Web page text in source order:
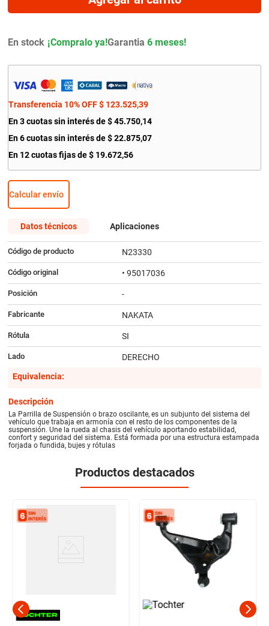
En stock Garantia 6 meses!
Transferencia 10% OFF $ 123.525,39
En 3 cuotas sin interés de $ 45.750,14
En 6 cuotas sin interés de$ 22.875,07
En 12 cuotas fijas de $ 19.672,56
Calcular envío
Datos técnicos Aplicaciones
Código de producto N23330
Código original • 95017036
Posición -
Fabricante NAKATA
Rótula SI
Lado
DERECHO
Equivalencia:
Descripción
La Parrilla de Suspensión o brazo oscilante, es un subjunto del sistema del
vehículo que trabaja en armonía con el resto de los componentes de la
suspensión. Une la rueda al chasis del vehículo aportando estabilidad,
confort y seguridad del sistema. Está formada por una estructura estampada
forjada o fundida, bujes y rótulas
Productos destacados